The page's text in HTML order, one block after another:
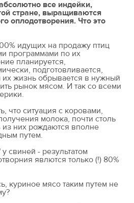
все индейки,
стране, выращиваются
оплодотворения. Что это
идущих на продажу птиц
программами по их
планируется,
подготовливается,
их жизнь обрывается в нужный
рынок мясом. И так со всеми
что ситуация с коровами,
молока, почти столь
них рождаются вполне
путем.
свиней - результатом
явлются только (!) 80%
куриное мясо таким путем не